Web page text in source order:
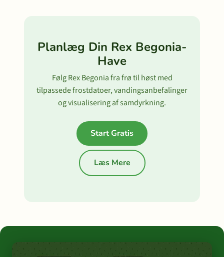
Planlæg Din Rex Begonia-
Have
Følg Rex Begonia fra frø til høst med
tilpassede frostdatoer, vandingsanbefalinger
og visualisering af samdyrkning.
Start Gratis
Læs Mere